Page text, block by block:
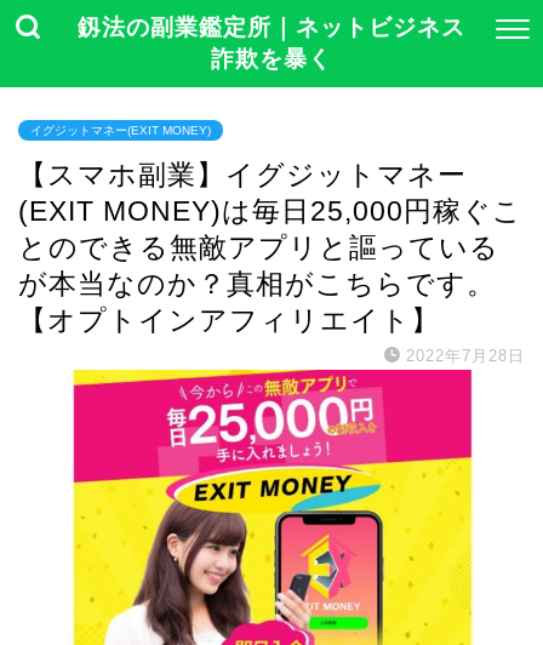
釼法の副業鑑定所｜ネットビジネス
詐欺を暴く
イグジットマネー(EXIT MONEY)
【スマホ副業】イグジットマネー
(EXIT MONEY)は毎日25,000円稼ぐこ
とのできる無敵アプリと謳っている
が本当なのか？真相がこちらです。
【オプトインアフィリエイト】
2022年7月28日